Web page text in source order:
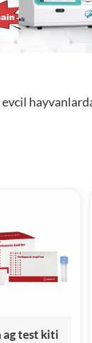
ag test kiti